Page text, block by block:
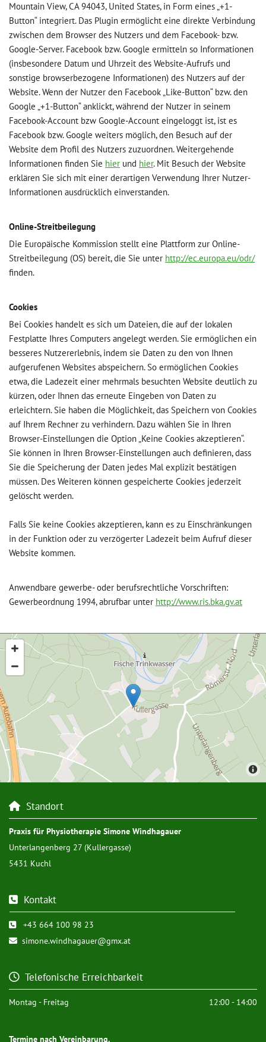
Mountain View, CA 94043, United States, in Form eines „+1-
Button“ integriert. Das Plugin ermöglicht eine direkte Verbindung
zwischen dem Browser des Nutzers und dem Facebook- bzw.
Google-Server. Facebook bzw. Google ermitteln so Informationen
(insbesondere Datum und Uhrzeit des Website-Aufrufs und
sonstige browserbezogene Informationen) des Nutzers auf der
Website. Wenn der Nutzer den Facebook „Like-Button“ bzw. den
Google „+1-Button“ anklickt, während der Nutzer in seinem
Facebook-Account bzw Google-Account eingeloggt ist, ist es
Facebook bzw. Google weiters möglich, den Besuch auf der
Website dem Profil des Nutzers zuzuordnen. Weitergehende
Informationen finden Sie hier und hier. Mit Besuch der Website
erklären Sie sich mit einer derartigen Verwendung Ihrer Nutzer-
Informationen ausdrücklich einverstanden.
Online-Streitbeilegung
Die Europäische Kommission stellt eine Plattform zur Online-
Streitbeilegung (OS) bereit, die Sie unter http://ec.europa.eu/odr/
finden.
Cookies
Bei Cookies handelt es sich um Dateien, die auf der lokalen
Festplatte Ihres Computers angelegt werden. Sie ermöglichen ein
besseres Nutzererlebnis, indem sie Daten zu den von Ihnen
aufgerufenen Websites abspeichern. So ermöglichen Cookies
etwa, die Ladezeit einer mehrmals besuchten Website deutlich zu
kürzen, oder Ihnen das erneute Eingeben von Daten zu
erleichtern. Sie haben die Möglichkeit, das Speichern von Cookies
auf Ihrem Rechner zu verhindern. Dazu wählen Sie in Ihren
Browser-Einstellungen die Option „Keine Cookies akzeptieren“.
Sie können in Ihren Browser-Einstellungen auch definieren, dass
Sie die Speicherung der Daten jedes Mal explizit bestätigen
müssen. Des Weiteren können gespeicherte Cookies jederzeit
gelöscht werden.
Falls Sie keine Cookies akzeptieren, kann es zu Einschränkungen
in der Funktion oder zu verzögerter Ladezeit beim Aufruf dieser
Website kommen.
Anwendbare gewerbe- oder berufsrechtliche Vorschriften:
Gewerbeordnung 1994, abrufbar unter http://www.ris.bka.gv.at
 Standort
Praxis für Physiotherapie Simone Windhagauer
Unterlangenberg 27 (Kullergasse)
5431 Kuchl
 Kontakt
 +43 664 100 98 23
 simone.windhagauer@gmx.at
Telefonische Erreichbarkeit
Montag - Freitag 12:00 - 14:00
Termine nach Vereinbarung.